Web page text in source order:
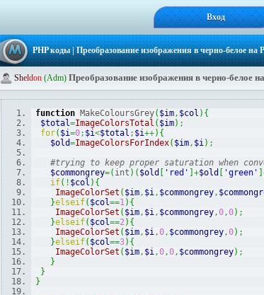
Вход
PHP коды| Преобразование изображения в черно-белое на
Sheldon (Adm) Преобразование изображения в черно-белое
function MakeColoursGrey( $im, $col ) {
$total=ImageColorsTotal ( $im) ;
for( $i=0; $i<$total ; $i++) {
$old=ImageColorsForIndex( $im, $i) ;
#trying to keep proper saturation when
$commongrey=( int ) ( $old 'red' +$old 'green'
if( ! $col ) {
ImageColorSet ( $im, $i, $commongrey,
}elseif( $col==1) {
ImageColorSet ( $im, $i, $commongrey,0,0) ;
}elseif( $col==2) {
ImageColorSet ( $im, $i,0, $commongrey,0) ;
}elseif( $col==3) {
ImageColorSet ( $im, $i,0,0, $commongrey) ;
}
}
}